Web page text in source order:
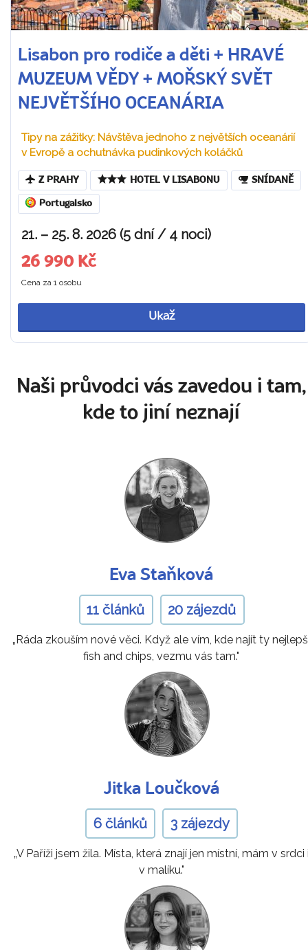
Lisabon pro rodiče a děti + HRAVÉ
MUZEUM VĚDY + MOŘSKÝ SVĚT
NEJVĚTŠÍHO OCEANÁRIA
Tipy na zážitky: Návštěva jednoho z největších oceanárií
v Evropě a ochutnávka pudinkových koláčků
Z PRAHY HOTEL V LISABONU SNÍDANĚ
Portugalsko
21. – 25. 8. 2026 (5 dní / 4 noci)
26 990 Kč
Cena za 1 osobu
Ukaž
Naši průvodci vás zavedou i tam,
kde to jiní neznají
Eva Staňková
11 článků 20 zájezdů
„Ráda zkouším nové věci. Když ale vím, kde najít ty
fish and chips, vezmu vás tam."
Jitka Loučková
6 článků 3 zájezdy
„V Paříži jsem žila. Místa, která znají jen místní, mám v srdci
v malíku."